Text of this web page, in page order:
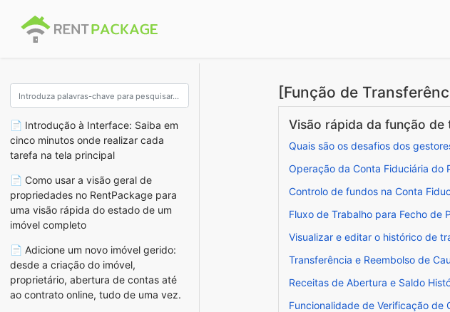
📄 Introdução à Interface: Saiba em
cinco minutos onde realizar cada
tarefa na tela principal
📄 Como usar a visão geral de
propriedades no RentPackage para
uma visão rápida do estado de um
imóvel completo
📄 Adicione um novo imóvel gerido:
desde a criação do imóvel,
proprietário, abertura de contas até
ao contrato online, tudo de uma vez.
[Função de
Visão rápida da função
Quais são os desafios dos
Operação da Conta Fiduciária do
Controlo de fundos na Conta
Fluxo de Trabalho para Fecho de
Visualizar e editar o histórico de
Transferência e Reembolso de
Receitas de Abertura e Saldo
Funcionalidade de Verificação de